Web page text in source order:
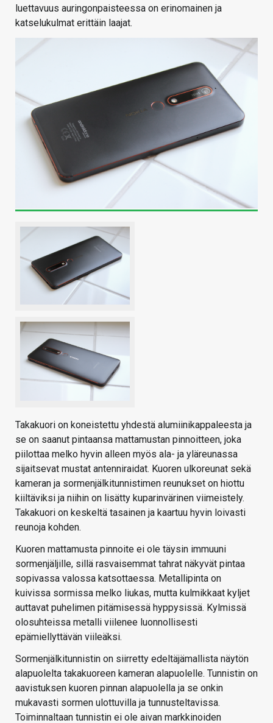
luettavuus auringonpaisteessa on erinomainen ja
katselukulmat erittäin laajat.
Takakuori on koneistettu yhdestä alumiinikappaleesta ja
se on saanut pintaansa mattamustan pinnoitteen, joka
piilottaa melko hyvin alleen myös ala- ja yläreunassa
sijaitsevat mustat antenniraidat. Kuoren ulkoreunat sekä
kameran ja sormenjälkitunnistimen reunukset on hiottu
kiiltäviksi ja niihin on lisätty kuparinvärinen viimeistely.
Takakuori on keskeltä tasainen ja kaartuu hyvin loivasti
reunoja kohden.
Kuoren mattamusta pinnoite ei ole täysin immuuni
sormenjäljille, sillä rasvaisemmat tahrat näkyvät pintaa
sopivassa valossa katsottaessa. Metallipinta on
kuivissa sormissa melko liukas, mutta kulmikkaat kyljet
auttavat puhelimen pitämisessä hyppysissä. Kylmissä
olosuhteissa metalli viilenee luonnollisesti
epämiellyttävän viileäksi.
Sormenjälkitunnistin on siirretty edeltäjämallista näytön
alapuolelta takakuoreen kameran alapuolelle. Tunnistin on
aavistuksen kuoren pinnan alapuolella ja se onkin
mukavasti sormen ulottuvilla ja tunnusteltavissa.
Toiminnaltaan tunnistin ei ole aivan markkinoiden